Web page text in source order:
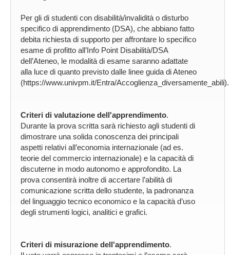
Per gli di studenti con disabilità/invalidità o disturbo
specifico di apprendimento (DSA), che abbiano fatto
debita richiesta di supporto per affrontare lo specifico
esame di profitto all’Info Point Disabilità/DSA
dell’Ateneo, le modalità di esame saranno adattate
alla luce di quanto previsto dalle linee guida di Ateneo
(https://www.univpm.it/Entra/Accoglienza_diversamente_abili).
Criteri di valutazione dell'apprendimento.
Durante la prova scritta sarà richiesto agli studenti di
dimostrare una solida conoscenza dei principali
aspetti relativi all’economia internazionale (ad es.
teorie del commercio internazionale) e la capacità di
discuterne in modo autonomo e approfondito. La
prova consentirà inoltre di accertare l’abilità di
comunicazione scritta dello studente, la padronanza
del linguaggio tecnico economico e la capacità d’uso
degli strumenti logici, analitici e grafici.
Criteri di misurazione dell'apprendimento.